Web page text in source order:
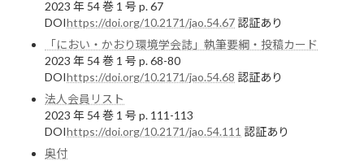
2023 年 54 巻 1 号 p. 67
DOIhttps://doi.org/10.2171/jao.54.67 認証あり
「におい・かおり環境学会誌」執筆要綱・投稿カード
2023 年 54 巻 1 号 p. 68-80
DOIhttps://doi.org/10.2171/jao.54.68 認証あり
法人会員リスト
2023 年 54 巻 1 号 p. 111-113
DOIhttps://doi.org/10.2171/jao.54.111 認証あり
奥付